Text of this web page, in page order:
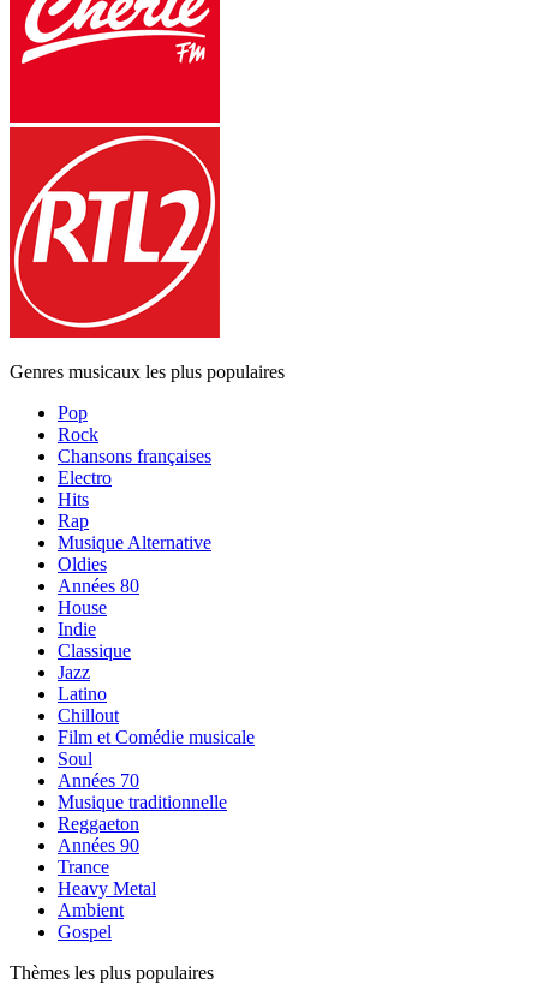
Genres musicaux les plus populaires
Pop
Rock
Chansons françaises
Electro
Hits
Rap
Musique Alternative
Oldies
Années 80
House
Indie
Classique
Jazz
Latino
Chillout
Film et Comédie musicale
Soul
Années 70
Musique traditionnelle
Reggaeton
Années 90
Trance
Heavy Metal
Ambient
Gospel
Thèmes les plus populaires